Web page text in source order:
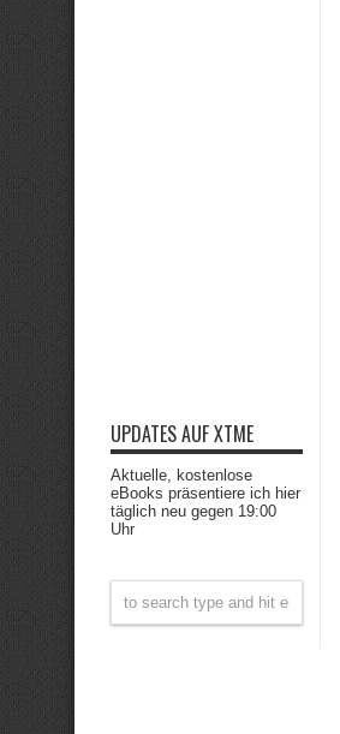
UPDATES AUF XTME
Aktuelle, kostenlose
eBooks präsentiere ich hier
täglich neu gegen 19:00
Uhr